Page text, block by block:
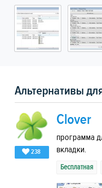
Альтернативы
238
Clover
программа
вкладки.
Бесплатная